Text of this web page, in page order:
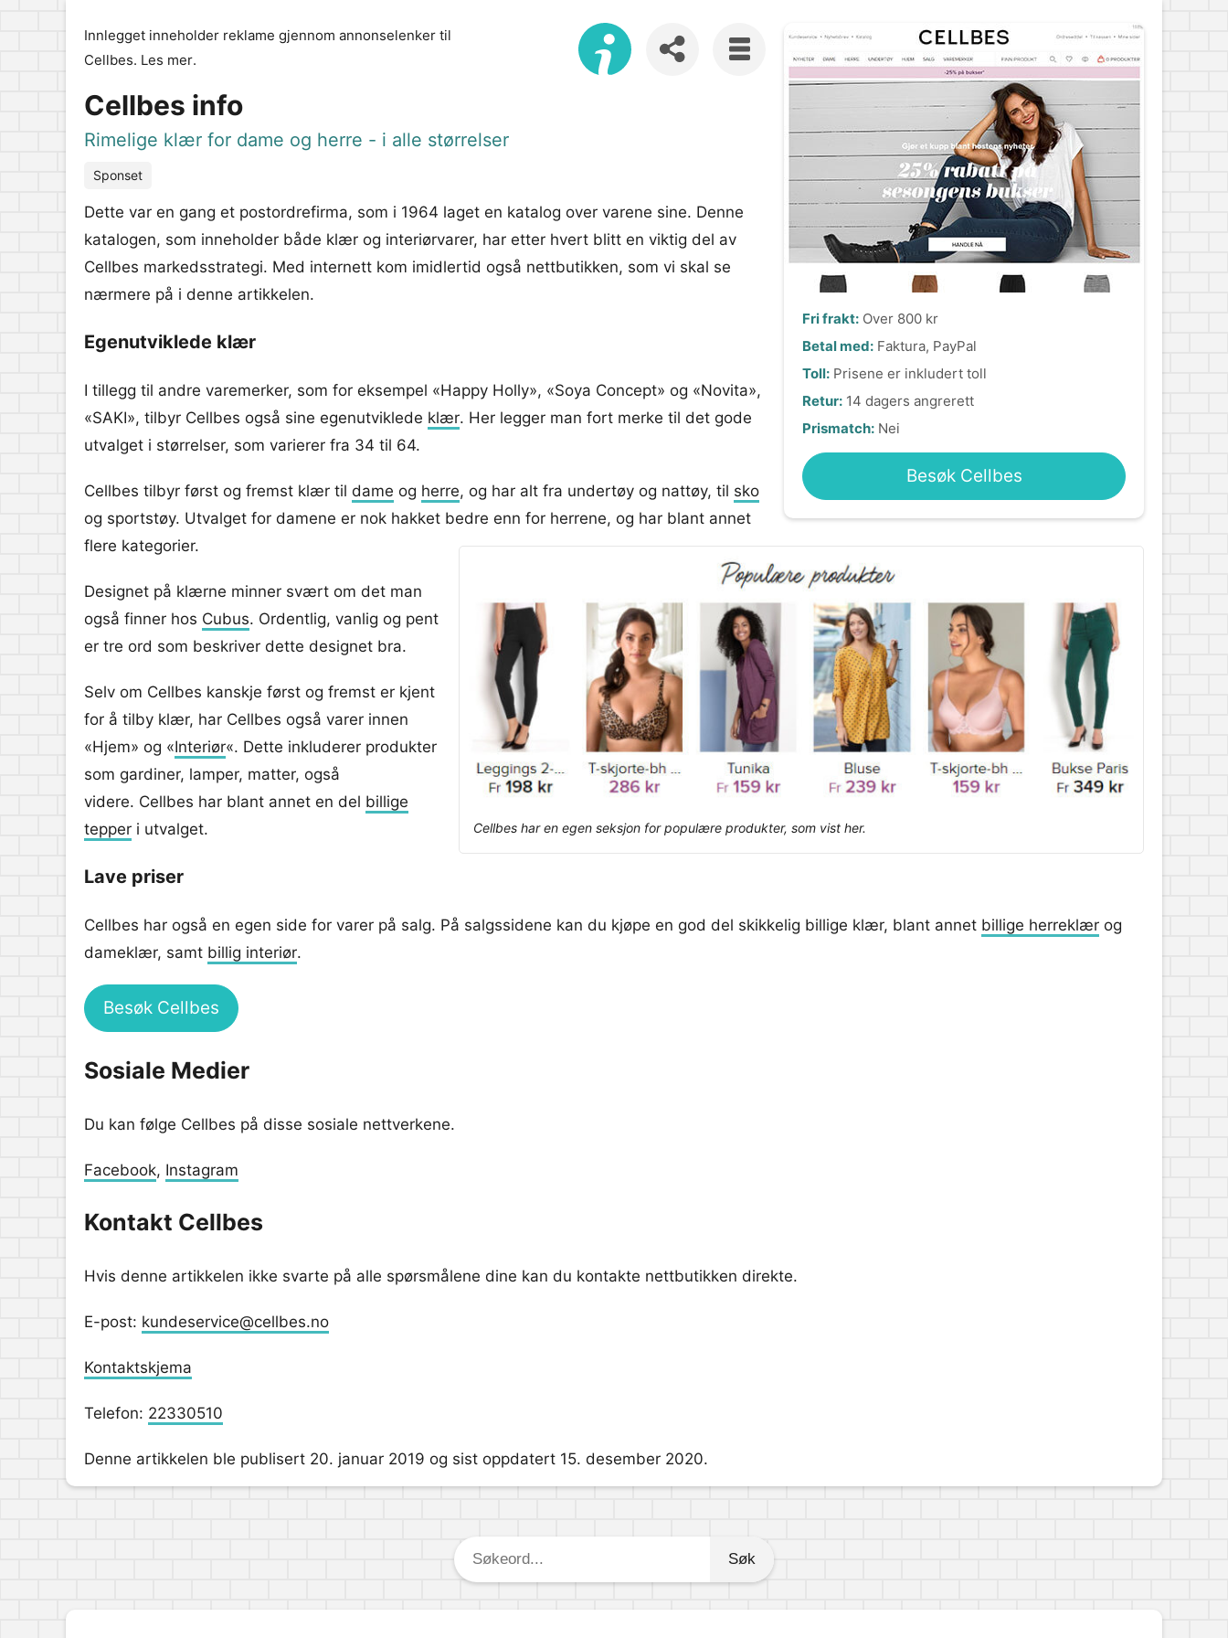
Innlegget inneholder reklame gjennom annonselenker til
Cellbes. Les mer.
Cellbes info
Rimelige klær for dame og herre - i alle størrelser
Sponset
Fri frakt: Over 800 kr
Betal med: Faktura, PayPal
Toll: Prisene er inkludert toll
Retur: 14 dagers angrerett
Prismatch: Nei
Besøk Cellbes
Dette var en gang et postordrefirma, som i 1964 laget en katalog over varene sine. Denne
katalogen, som inneholder både klær og interiørvarer, har etter hvert blitt en viktig del av
Cellbes markedsstrategi. Med internett kom imidlertid også nettbutikken, som vi skal se
nærmere på i denne artikkelen.
Egenutviklede klær
I tillegg til andre varemerker, som for eksempel «Happy Holly», «Soya Concept» og «Novita»,
«SAKI», tilbyr Cellbes også sine egenutviklede klær. Her legger man fort merke til det gode
utvalget i størrelser, som varierer fra 34 til 64.
Cellbes har en egen seksjon for populære produkter, som vist her.
Cellbes tilbyr først og fremst klær til dame og herre, og har alt fra undertøy og nattøy, til sko
og sportstøy. Utvalget for damene er nok hakket bedre enn for herrene, og har blant annet
flere kategorier.
Designet på klærne minner svært om det man
også finner hos Cubus. Ordentlig, vanlig og pent
er tre ord som beskriver dette designet bra.
Selv om Cellbes kanskje først og fremst er kjent
for å tilby klær, har Cellbes også varer innen
«Hjem» og «Interiør«. Dette inkluderer produkter
som gardiner, lamper, matter, også
videre. Cellbes har blant annet en del billige
tepper i utvalget.
Lave priser
Cellbes har også en egen side for varer på salg. På salgssidene kan du kjøpe en god del skikkelig billige klær, blant annet billige herreklær og
dameklær, samt billig interiør.
Besøk Cellbes
Sosiale Medier
Du kan følge Cellbes på disse sosiale nettverkene.
Facebook, Instagram
Kontakt Cellbes
Hvis denne artikkelen ikke svarte på alle spørsmålene dine kan du kontakte nettbutikken direkte.
E-post: kundeservice@cellbes.no
Kontaktskjema
Telefon: 22330510
Denne artikkelen ble publisert 20. januar 2019 og sist oppdatert 15. desember 2020.
Søkeord: